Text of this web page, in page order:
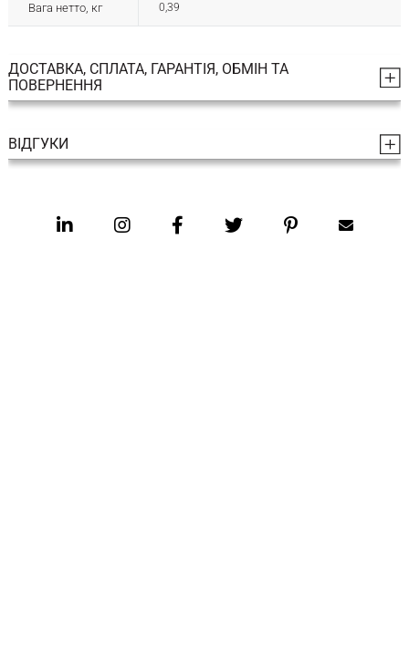
Вага нетто, кг 0,39
ДОСТАВКА, СПЛАТА, ГАРАНТІЯ, ОБМІН ТА
ПОВЕРНЕННЯ
ВІДГУКИ